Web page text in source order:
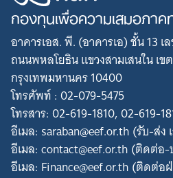
กองทุนเพื่อความเสมอภา
อาคารเอส. พี. (อาคารเอ) ชั้น 13 เ
ถนนพหลโยธิน แขวงสามเสนใน เ
กรุงเทพมหานคร 10400
โทรศัพท์ : 02-079-5475
โทรสาร: 02-619-1810, 02-619-
อีเมล: saraban@eef.or.th (รับ-ส่ง
อีเมล: contact@eef.or.th (ติดต่อ-
อีเมล: Finance@eef.or.th (ติดต่